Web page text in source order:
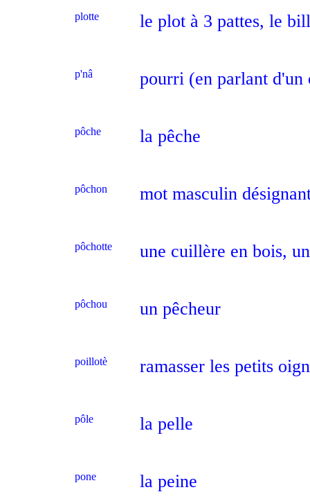
plotte le plot à 3 pattes, le
p'nâ pourri (en parlant d'un
pôche la pêche
pôchon mot masculin
pôchotte une cuillère en bois,
pôchou un pêcheur
poillotè ramasser les petits
pôle la pelle
pone
la peine